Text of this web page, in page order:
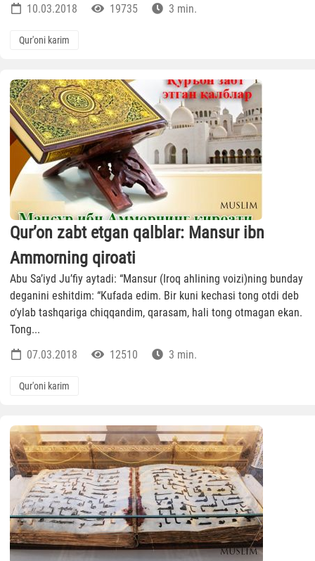
10.03.2018
19735 3 min.
Qur'oni karim
Qur’on zabt etgan qalblar: Mansur ibn
Ammorning qiroati
Abu Sa’iyd Ju’fiy aytadi: “Mansur (Iroq ahlining voizi)ning bunday
deganini eshitdim: “Kufada edim. Bir kuni kechasi tong otdi deb
o‘ylab tashqariga chiqqandim, qarasam, hali tong otmagan ekan.
Tong...
07.03.2018
12510 3 min.
Qur'oni karim